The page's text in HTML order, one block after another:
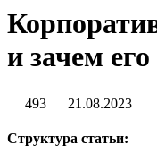
и зачем
493 21.08.2023
Структура статьи: